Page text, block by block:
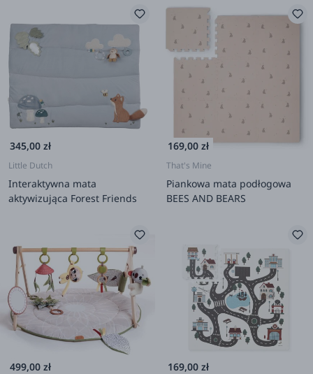
345,00 zł
Little Dutch
Interaktywna mata
aktywizująca Forest Friends
169,00 zł
That's Mine
Piankowa mata podłogowa
BEES AND BEARS
499,00 zł 169,00 zł